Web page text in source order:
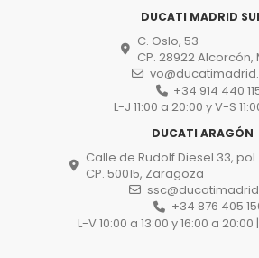
DUCATI MADRID
C. Oslo, 53
CP. 28922 Alcorcón,
+34 914 440
L-J 11:00 a 20:00 y V-S
DUCATI ARAGÓN
Calle de Rudolf Diesel 33,
CP. 50015, Zaragoza
+34 876 405
L-V 10:00 a 13:00 y 16:00 a 20:00